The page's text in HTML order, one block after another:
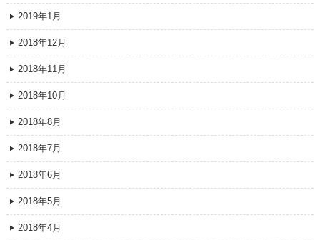
2019年1月
2018年12月
2018年11月
2018年10月
2018年8月
2018年7月
2018年6月
2018年5月
2018年4月